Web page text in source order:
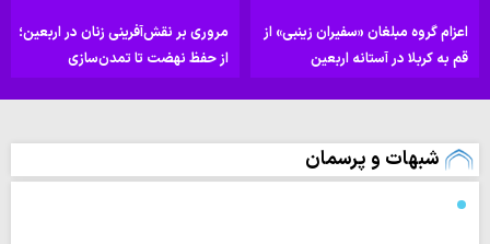
اعزام گروه مبلغان «سفیران زینبی» از
قم به کربلا در آستانه اربعین
مروری بر نقش‌آفرینی زنان در اربعین؛
از حفظ نهضت تا تمدن‌سازی
شبهات و پرسمان